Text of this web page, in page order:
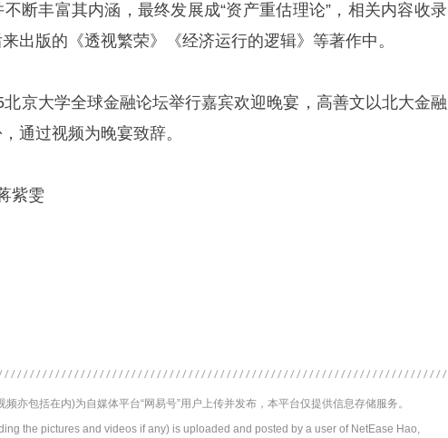
断丰富其内涵，最终发展成“资产重估理论”，相关内容收录
出版的《透视繁荣》《经济运行的逻辑》等著作中。
京大学全球金融论坛举行嘉宾欢迎晚宴，高善文以北大金融
通过视频为晚宴致辞。
紫雯
亦包括在内)为自媒体平台“网易号”用户上传并发布，本平台仅提供信息存储服务。
the pictures and videos if any) is uploaded and posted by a user of NetEase Hao,